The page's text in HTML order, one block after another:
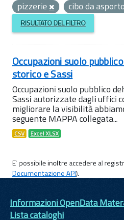
pizzerie
cibo da asporto
RISULTATO DEL FILTRO
Occupazioni suolo
storico e Sassi
Occupazioni suolo pubblico
Sassi autorizzate dagli uffici
migliorare la visibilità
seguente MAPPA collegata...
CSV Excel XLSX
E' possibile inoltre accedere al
Documentazione API).
Informazioni OpenData
Lista cataloghi